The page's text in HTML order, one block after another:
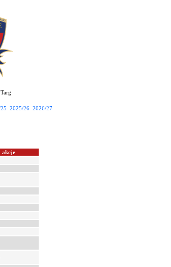
2025/26 2026/27
akcje